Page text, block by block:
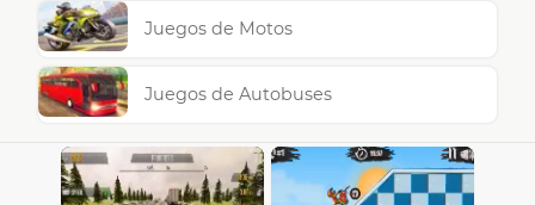
Juegos de Motos
Juegos de Autobuses